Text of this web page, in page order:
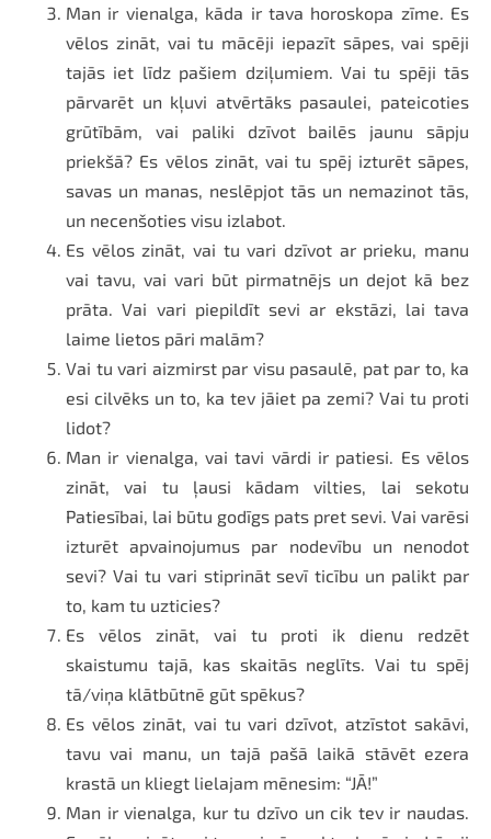
Man ir vienalga, kāda ir tava horoskopa zīme. Es
vēlos zināt, vai tu mācēji iepazīt sāpes, vai spēji
tajās iet līdz pašiem dziļumiem. Vai tu spēji tās
pārvarēt un kļuvi atvērtāks pasaulei, pateicoties
grūtībām, vai paliki dzīvot bailēs jaunu sāpju
priekšā? Es vēlos zināt, vai tu spēj izturēt sāpes,
savas un manas, neslēpjot tās un nemazinot tās,
un necenšoties visu izlabot.
Es vēlos zināt, vai tu vari dzīvot ar prieku, manu
vai tavu, vai vari būt pirmatnējs un dejot kā bez
prāta. Vai vari piepildīt sevi ar ekstāzi, lai tava
laime lietos pāri malām?
Vai tu vari aizmirst par visu pasaulē, pat par to, ka
esi cilvēks un to, ka tev jāiet pa zemi? Vai tu proti
lidot?
Man ir vienalga, vai tavi vārdi ir patiesi. Es vēlos
zināt, vai tu ļausi kādam vilties, lai sekotu
Patiesībai, lai būtu godīgs pats pret sevi. Vai varēsi
izturēt apvainojumus par nodevību un nenodot
sevi? Vai tu vari stiprināt sevī ticību un palikt par
to, kam tu uzticies?
Es vēlos zināt, vai tu proti ik dienu redzēt
skaistumu tajā, kas skaitās neglīts. Vai tu spēj
tā/viņa klātbūtnē gūt spēkus?
Es vēlos zināt, vai tu vari dzīvot, atzīstot sakāvi,
tavu vai manu, un tajā pašā laikā stāvēt ezera
krastā un kliegt lielajam mēnesim: “JĀ!”
Man ir vienalga, kur tu dzīvo un cik tev ir naudas.